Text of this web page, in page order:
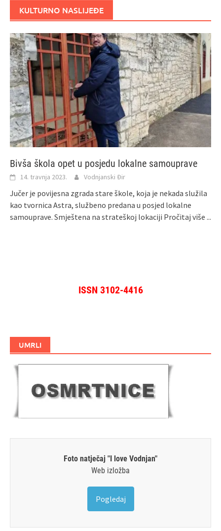
KULTURNO NASLIJEĐE
Bivša škola opet u posjedu lokalne samouprave
14. travnja 2023. Vodnjanski Đir
Jučer je povijesna zgrada stare škole, koja je nekada služila
kao tvornica Astra, službeno predana u posjed lokalne
samouprave. Smještena na strateškoj lokaciji Pročitaj više ...
ISSN 3102-4416
UMRLI
Foto natječaj "I love Vodnjan"
Web izložba
Pogledaj